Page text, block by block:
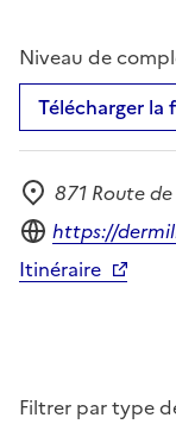
Niveau de
Télécharger la
Adresse
871 Route
Site internet
https://
Itinéraire
Filtrer par type